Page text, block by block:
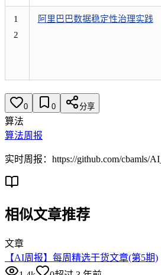
1
2
阿里巴巴数据稳定性治理实践
0 0 分享
算法
算法周报
实时周报：https://github.com/cbamls/
相似文章推荐
文章
【AI周报】每周精选干货文章(第5期)